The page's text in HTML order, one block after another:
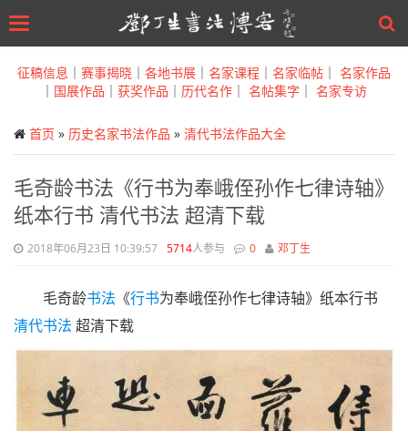
to
Toggle
征稿信息 ｜ 赛事揭晓 ｜ 各地书展 ｜ 名家课程 ｜ 名家临帖 ｜ 名家作品
｜ 国展作品 ｜ 获奖作品 ｜ 历代名作 ｜ 名帖集字 ｜ 名家专访
首页 » 历史名家书法作品 » 清代书法作品大全
毛奇龄书法《行书为奉峨侄孙作七律诗轴》
纸本行书 清代书法 超清下载
2018年06月23日 10:39:57 5714人参与 0 邓丁生
毛奇龄书法 《行书为奉峨侄孙作七律诗轴》纸本行书
清代书法 超清下载